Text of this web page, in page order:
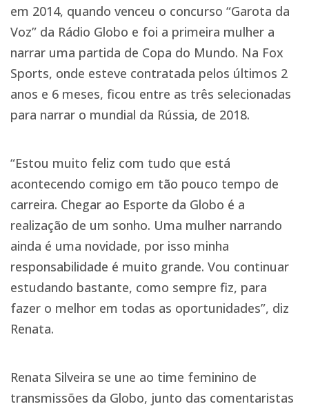
em 2014, quando venceu o concurso “Garota da
Voz” da Rádio Globo e foi a primeira mulher a
narrar uma partida de Copa do Mundo. Na Fox
Sports, onde esteve contratada pelos últimos 2
anos e 6 meses, ficou entre as três selecionadas
para narrar o mundial da Rússia, de 2018.
“Estou muito feliz com tudo que está
acontecendo comigo em tão pouco tempo de
carreira. Chegar ao Esporte da Globo é a
realização de um sonho. Uma mulher narrando
ainda é uma novidade, por isso minha
responsabilidade é muito grande. Vou continuar
estudando bastante, como sempre fiz, para
fazer o melhor em todas as oportunidades”, diz
Renata.
Renata Silveira se une ao time feminino de
transmissões da Globo, junto das comentaristas